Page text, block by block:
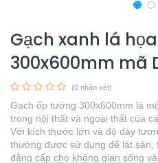
Gạch xanh lá
300x600mm mã
(0 nhận xét)
Gạch ốp tường 300x600mm là
trong nội thất và ngoại thất của
Với kích thước lớn và độ dày
thường được sử dụng để lát sàn,
đẳng cấp cho không gian sống và